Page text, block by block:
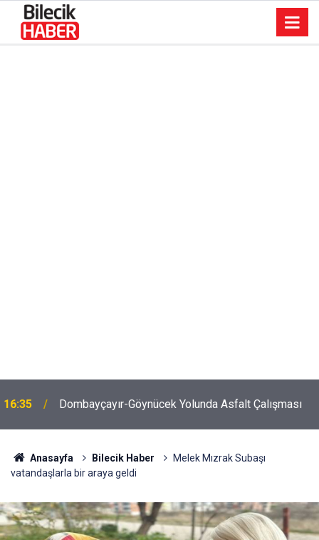
16:35 Dombayçayır-Göynücek Yolunda Asfalt Çalışması
Anasayfa Bilecik Haber
Melek Mızrak Subaşı
vatandaşlarla bir araya geldi